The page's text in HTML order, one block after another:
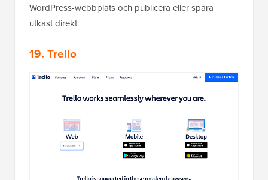
WordPress-webbplats och publicera eller spara
utkast direkt.
19. Trello